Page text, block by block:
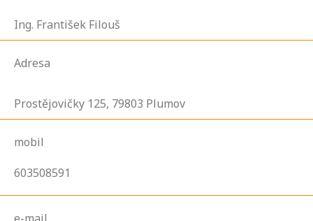
Ing. František Filouš
Adresa
Prostějovičky 125, 79803 Plumov
mobil
603508591